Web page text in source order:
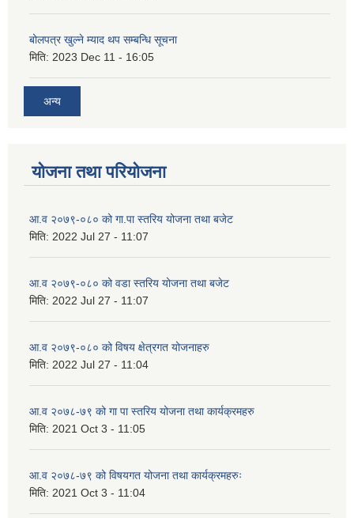
बोलपत्र खुल्ने म्याद थप सम्बन्धि सूचना
मिति: 2023 Dec 11 - 16:05
अन्य
योजना तथा परियोजना
आ.व २०७९-०८० को गा.पा स्तरिय योजना तथा बजेट
मिति: 2022 Jul 27 - 11:07
आ.व २०७९-०८० को वडा स्तरिय योजना तथा बजेट
मिति: 2022 Jul 27 - 11:07
आ.व २०७९-०८० को विषय क्षेत्रगत योजनाहरु
मिति: 2022 Jul 27 - 11:04
आ.व २०७८-७९ को गा पा स्तरिय योजना तथा कार्यक्रमहरु
मिति: 2021 Oct 3 - 11:05
आ.व २०७८-७९ को विषयगत योजना तथा कार्यक्रमहरुः
मिति: 2021 Oct 3 - 11:04